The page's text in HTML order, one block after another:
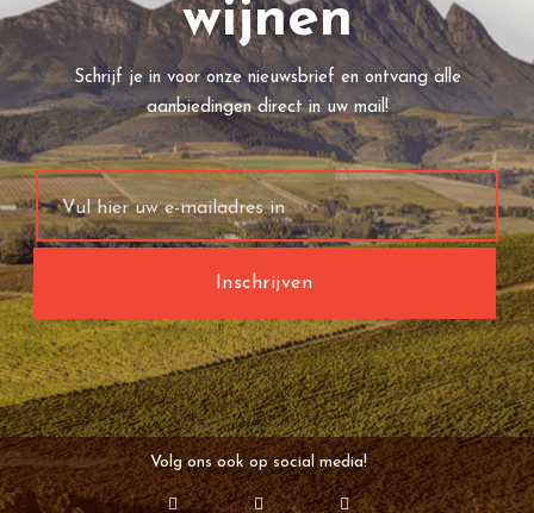
wijnen
Schrijf je in voor onze nieuwsbrief en ontvang alle
aanbiedingen direct in uw mail!
Volg ons ook op social media!